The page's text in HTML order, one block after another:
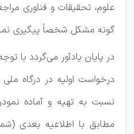
علوم، تحقیقات و فناوری
گونه مشکل شخصاً پیگیری
در پایان یادآور می‌گردد با
درخواست اولیه در درگاه
نسبت به تهیه و آماده